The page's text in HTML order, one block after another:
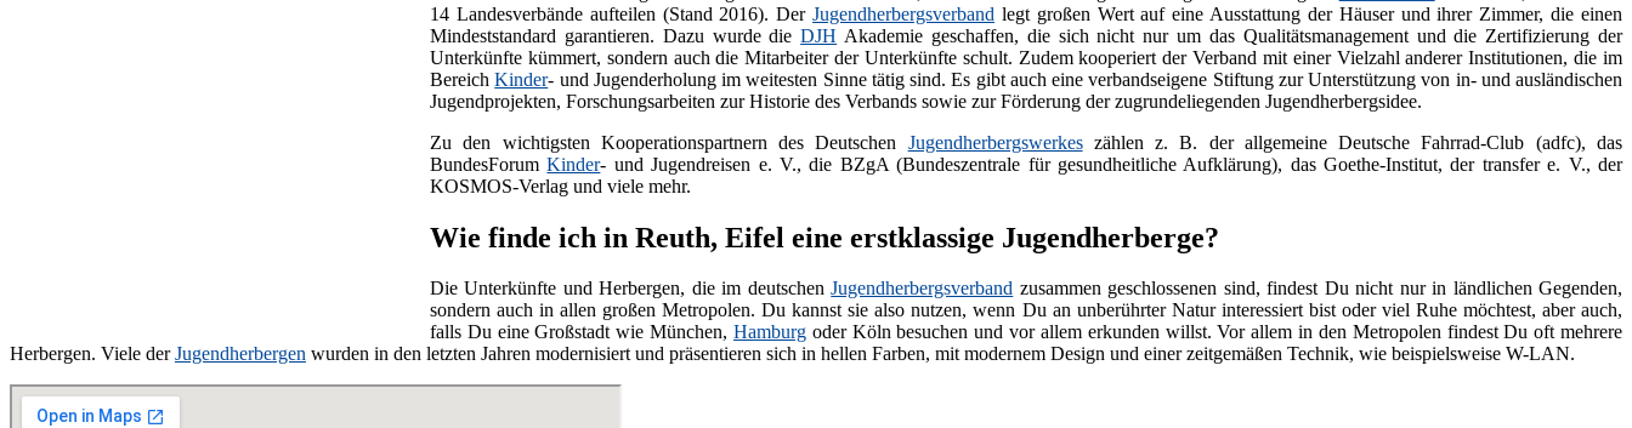
14 Landesverbände aufteilen (Stand 2016). DerJugendherbergsverband legt großen Wert auf eine Ausstattung der Häuser und ihrer Zimmer, die einen
Mindeststandard garantieren. Dazu wurde dieDJH Akademie geschaffen, die sich nicht nur um das Qualitätsmanagement und die Zertifizierung der
Unterkünfte kümmert, sondern auch die Mitarbeiter der Unterkünfte schult. Zudem kooperiert der Verband mit einer Vielzahl anderer Institutionen, die im
BereichKinder- und Jugenderholung im weitesten Sinne tätig sind. Es gibt auch eine verbandseigene Stiftung zur Unterstützung von in- und ausländischen
Jugendprojekten, Forschungsarbeiten zur Historie des Verbands sowie zur Förderung der zugrundeliegenden Jugendherbergsidee.
Zu den wichtigsten Kooperationspartnern des Deutschen Jugendherbergswerkeszählen z. B. der allgemeine Deutsche Fahrrad-Club (adfc), das
BundesForumKinder- und Jugendreisen e. V., die BZgA (Bundeszentrale für gesundheitliche Aufklärung), das Goethe-Institut, der transfer e. V., der
KOSMOS-Verlag und viele mehr.
Wie finde ich in Reuth, Eifel eine erstklassige Jugendherberge?
Die Unterkünfte und Herbergen, die im deutschenJugendherbergsverband zusammen geschlossenen sind, findest Du nicht nur in ländlichen Gegenden,
sondern auch in allen großen Metropolen. Du kannst sie also nutzen, wenn Du an unberührter Natur interessiert bist oder viel Ruhe möchtest, aber auch,
falls Du eine Großstadt wie München, Hamburgoder Köln besuchen und vor allem erkunden willst. Vor allem in den Metropolen findest Du oft mehrere
Herbergen. Viele derJugendherbergen wurden in den letzten Jahren modernisiert und präsentieren sich in hellen Farben, mit modernem Design und einer zeitgemäßen Technik, wie beispielsweise W-LAN.